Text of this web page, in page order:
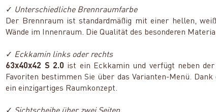
✓ Unterschiedliche Brennraumfarbe
Der Brennraum ist standardmäßig mit einer hellen,
Wände im Innenraum. Die Qualität des besonderen
✓ Eckkamin links oder rechts
63x40x42 S 2.0 ist ein Eckkamin und verfügt neben
Favoriten bestimmen Sie über das Varianten-Menü.
ein einzigartiges Raumkonzept.